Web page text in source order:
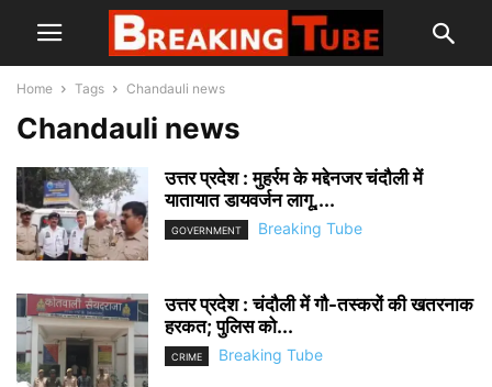
Home Tags Chandauli news
Chandauli news
उत्तर प्रदेश : मुहर्रम के मद्देनजर चंदौली में
यातायात डायवर्जन लागू,...
GOVERNMENT Breaking Tube
उत्तर प्रदेश : चंदौली में गौ-तस्करों की खतरनाक
हरकत; पुलिस को...
CRIME Breaking Tube